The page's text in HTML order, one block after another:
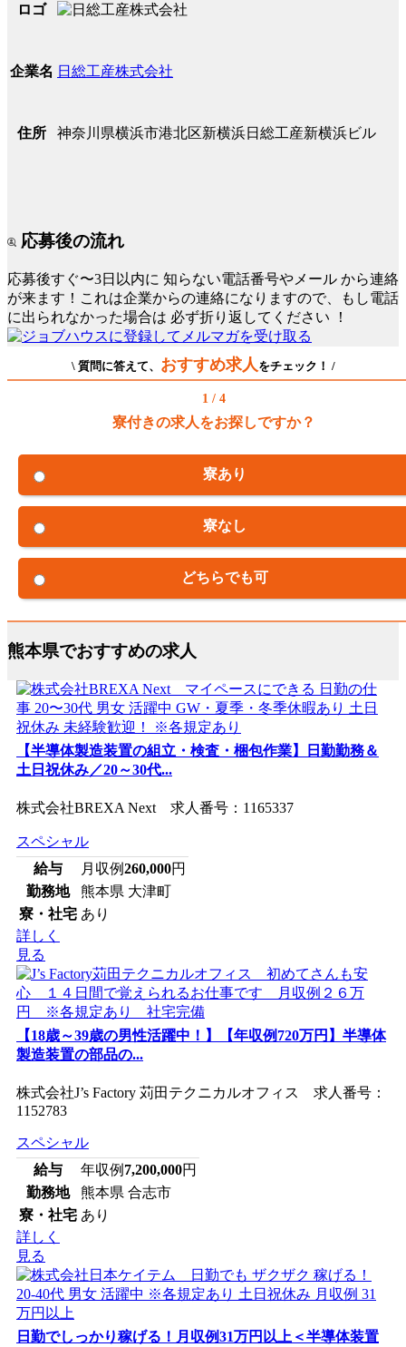
ロゴ
企業名 日総工産株式会社
住所 神奈川県横浜市港北区新横浜日総工産新横浜ビル
応募後の流れ
応募後すぐ〜3日以内に 知らない電話番号やメール から連絡
が来ます！これは企業からの連絡になりますので、もし電話
に出られなかった場合は 必ず折り返してください ！
\ 質問に答えて、 おすすめ求人をチェック！ /
1 / 4
寮付きの求人をお探しですか？
寮あり
寮なし
どちらでも可
熊本県でおすすめの求人
【半導体製造装置の組立・検査・梱包作業】日勤勤務＆
土日祝休み／20～30代...
株式会社BREXA Next 求人番号：1165337
スペシャル
給与
月収例260,000円
勤務地
熊本県 大津町
寮・社宅 あり
詳しく
見る
【18歳～39歳の男性活躍中！】【年収例720万円】半導体
製造装置の部品の...
株式会社J’s Factory 苅田テクニカルオフィス 求人番号：
1152783
スペシャル
給与
年収例 7,200,000円
勤務地
熊本県 合志市
寮・社宅 あり
詳しく
見る
日勤でしっかり稼げる！月収例31万円以上＜半導体装置